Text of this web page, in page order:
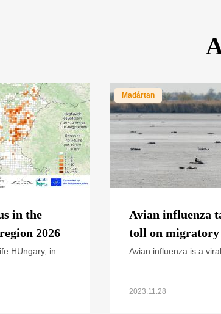
in the
2026
HUngary, in
Madártan
Avian influenza
toll on migratory
Avian influenza is a viral
have regularly heard
2023.11.28